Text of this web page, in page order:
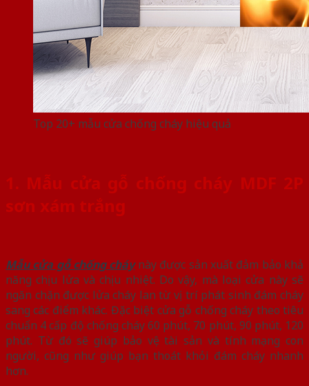
Top 20+ mẫu cửa chống cháy hiệu quả
1. Mẫu cửa gỗ chống cháy MDF 2P
sơn xám trắng
Mẫu cửa gỗ chống cháynày được sản xuất đảm bảo khả
năng chịu lửa và chịu nhiệt. Do vậy, mà loại cửa này sẽ
ngăn chặn được lửa cháy lan từ vị trí phát sinh đám cháy
sang các điểm khác. Đặc biệt cửa gỗ chống cháy theo tiêu
chuẩn 4 cấp độ chống cháy 60 phút, 70 phút, 90 phút, 120
phút. Từ đó sẽ giúp bảo vệ tài sản và tính mạng con
người, cũng như giúp bạn thoát khỏi đám cháy nhanh
hơn.